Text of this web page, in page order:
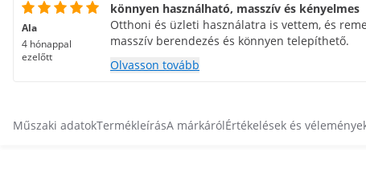
Ala
4 hónappal
ezelőtt
könnyen használható, masszív és kényelmes
Otthoni és üzleti használatra is vettem, és
masszív berendezés és könnyen telepíthető.
Olvasson tovább
Műszaki adatokTermékleírásA márkárólÉrtékelések és